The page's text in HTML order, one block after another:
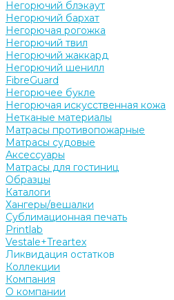
Негорючий блэкаут
Негорючий бархат
Негорючая рогожка
Негорючий твил
Негорючий жаккард
Негорючий шенилл
FibreGuard
Негорючее букле
Негорючая искусственная кожа
Нетканые материалы
Матрасы противопожарные
Матрасы судовые
Аксессуары
Матрасы для гостиниц
Образцы
Каталоги
Хангеры/вешалки
Сублимационная печать
Printlab
Vestale+Treartex
Ликвидация остатков
Коллекции
Компания
О компании